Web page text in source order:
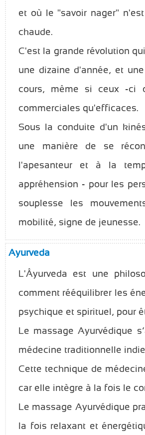
et où le "savoir nager"
chaude.
C'est la grande révolution
une dizaine d'année, et
cours, même si ceux -ci
commerciales qu'efficaces.
Sous la conduite d'un
une manière de se
l'apesanteur et à la
appréhension - pour les
souplesse les
mobilité, signe de jeunesse.
Ayurveda
L'Âyurveda est une
comment rééquilibrer les
psychique et spirituel, pour
Le massage Ayurvédique
médecine traditionnelle
Cette technique de
car elle intègre à la fois le
Le massage Ayurvédique
la fois relaxant et